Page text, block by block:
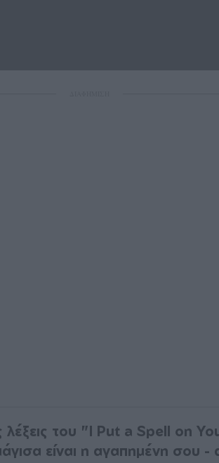
λέξεις του "I Put a Spell on
είναι η αγαπημένη σου -